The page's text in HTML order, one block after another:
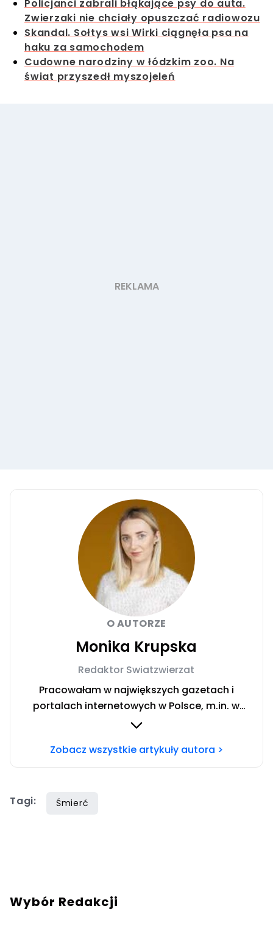
Policjanci zabrali błąkające psy do auta.
Zwierzaki nie chciały opuszczać radiowozu
Skandal. Sołtys wsi Wirki ciągnęła psa na
haku za samochodem
Cudowne narodziny w łódzkim zoo. Na
świat przyszedł myszojeleń
O AUTORZE
Monika Krupska
Redaktor Swiatzwierzat
Pracowałam w największych gazetach i
portalach internetowych w Polsce, m.in. w
dzienniku Super Express czy w portalach:
Obecnie współtworzę portal swiatzwierzat.pl.
monika.krupska@swiatzwierzat.pl
Zobacz wszystkie artykuły autora >
Tagi: Śmierć
Wybór Redakcji